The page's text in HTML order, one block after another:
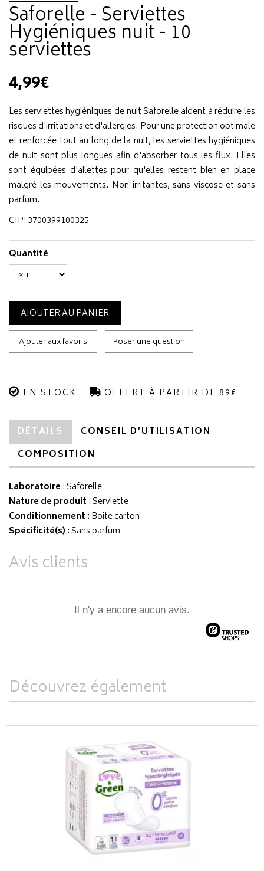
Saforelle - Serviettes
Hygiéniques nuit - 10
serviettes
4,99€
Les serviettes hygiéniques de nuit Saforelle aident à réduire les
risques d'irritations et d'allergies. Pour une protection optimale
et renforcée tout au long de la nuit, les serviettes hygiéniques
de nuit sont plus longues afin d'absorber tous les flux. Elles
sont équipées d'ailettes pour qu'elles restent bien en place
malgré les mouvements. Non irritantes, sans viscose et sans
parfum.
CIP: 3700399100325
Quantité
AJOUTER AU PANIER
Ajouter aux favoris Poser une question
EN STOCK OFFERT À PARTIR DE 89€
DÉTAILS
CONSEIL D’UTILISATION
COMPOSITION
Laboratoire :Saforelle
Nature de produit : Serviette
Conditionnement : Boite carton
Spécificité(s) : Sans parfum
Avis clients
Il n'y a encore aucun avis.
Découvrez également